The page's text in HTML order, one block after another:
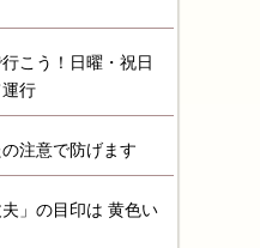
こう！日曜・祝日
行
注意で防げます
」の目印は 黄色い